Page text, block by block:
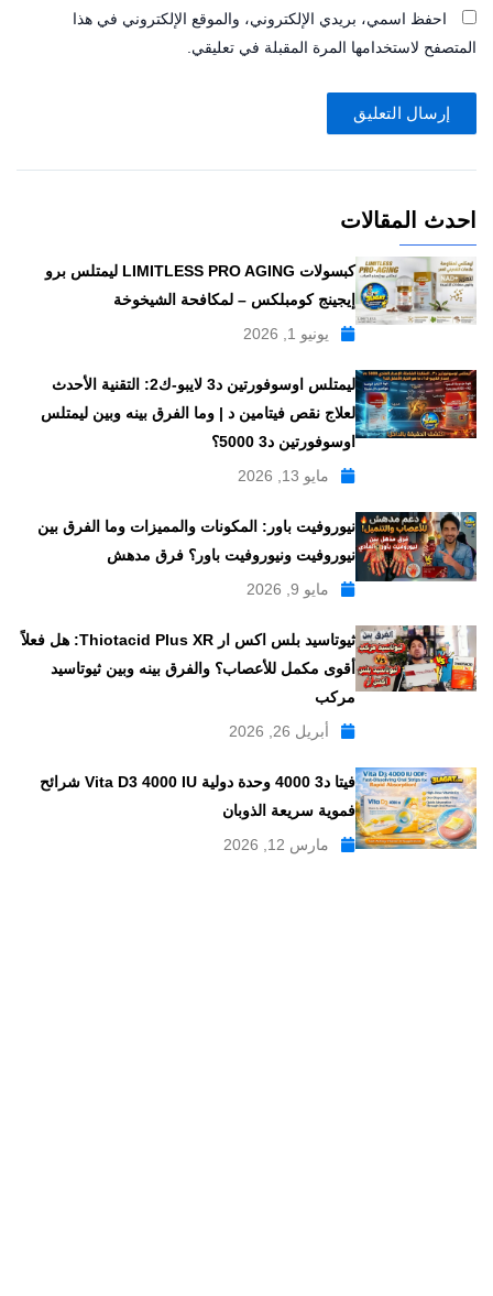
احفظ اسمي، بريدي الإلكتروني، والموقع الإلكتروني في هذا
المتصفح لاستخدامها المرة المقبلة في تعليقي.
احدث المقالات
كبسولات LIMITLESS PRO AGING ليمتلس برو
إيجينج كومبلكس – لمكافحة الشيخوخة
يونيو 1, 2026
ليمتلس اوسوفورتين د3 لايبو-ك2: التقنية الأحدث
لعلاج نقص فيتامين د | وما الفرق بينه وبين ليمتلس
اوسوفورتين د3 5000؟
مايو 13, 2026
نيوروفيت باور: المكونات والمميزات وما الفرق بين
نيوروفيت ونيوروفيت باور؟ فرق مدهش
مايو 9, 2026
ثيوتاسيد بلس اكس ار Thiotacid Plus XR: هل فعلاً
أقوى مكمل للأعصاب؟ والفرق بينه وبين ثيوتاسيد
مركب
أبريل 26, 2026
فيتا د3 4000 وحدة دولية Vita D3 4000 IU شرائح
فموية سريعة الذوبان
مارس 12, 2026